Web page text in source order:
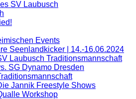
SV Laubusch
Events
Seenlandkicker | 14.-16.06.2024
Laubusch Traditionsmannschaft
SG Dynamo Dresden
Jannik Freestyle Shows
Workshop